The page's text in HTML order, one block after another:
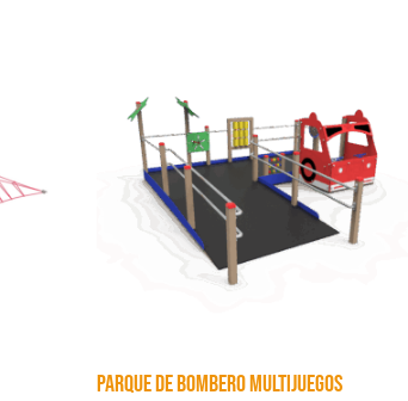
PARQUE DE BOMBERO MULTIJUEGOS